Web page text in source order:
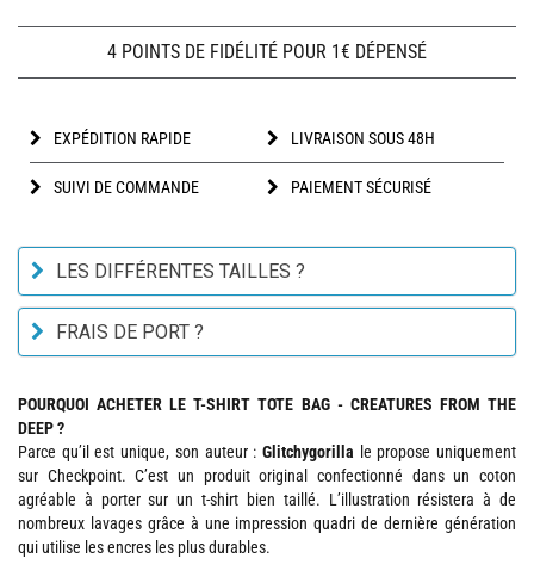
4 POINTS DE FIDÉLITÉ POUR 1€ DÉPENSÉ
EXPÉDITION RAPIDE LIVRAISON SOUS 48H
SUIVI DE COMMANDE PAIEMENT SÉCURISÉ
LES DIFFÉRENTES TAILLES ?
FRAIS DE PORT ?
POURQUOI ACHETER LE T-SHIRT TOTE BAG - CREATURES FROM THE
DEEP ?
Parce qu’il est unique, son auteur : Glitchygorilla le propose uniquement
sur Checkpoint. C’est un produit original confectionné dans un coton
agréable à porter sur un t-shirt bien taillé. L’illustration résistera à de
nombreux lavages grâce à une impression quadri de dernière génération
qui utilise les encres les plus durables.